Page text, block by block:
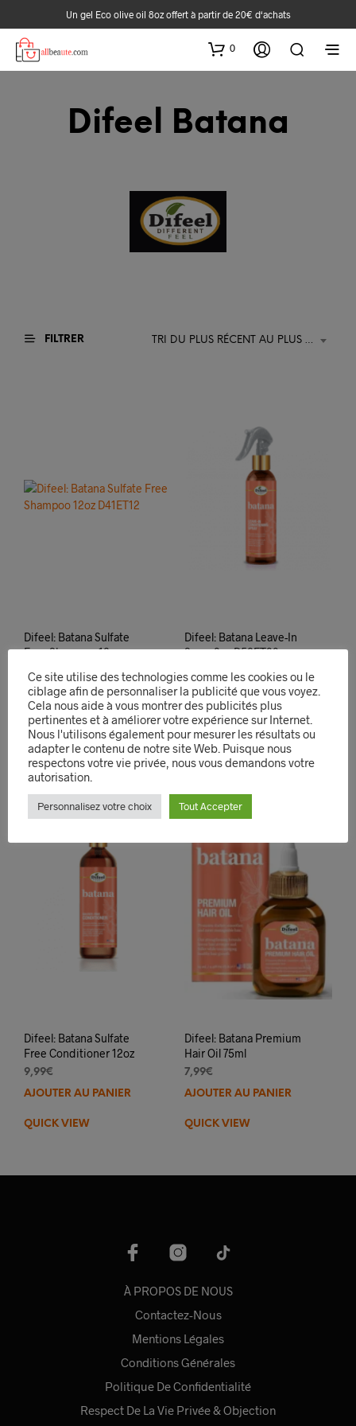
Un gel Eco olive oil 8oz offert à partir de 20€ d‘achats
0
Difeel Batana
FILTRER TRI DU PLUS RÉCENT AU PLUS ANCIEN
Difeel: Batana Sulfate
Free Shampoo 12oz
9,99
AJOUTER AU PANIER
QUICK VIEW
Difeel: Batana Leave-In
Spray 8oz D52ET80
AJOUTER AU PANIER
QUICK VIEW
Difeel: Batana Sulfate
Free Conditioner 12oz
9,99€
AJOUTER AU PANIER
QUICK VIEW
Difeel: Batana Premium
Hair Oil 75ml
7,99€
AJOUTER AU PANIER
QUICK VIEW
À PROPOS DE NOUS
Contactez-Nous
Mentions Légales
Conditions Générales
Politique De Confidentialité
Respect De La Vie Privée & Objection
Ce site utilise des technologies comme les cookies ou le
ciblage afin de personnaliser la publicité que vous voyez.
Cela nous aide à vous montrer des publicités plus
pertinentes et à améliorer votre expérience sur Internet.
Nous l'utilisons également pour mesurer les résultats ou
adapter le contenu de notre site Web. Puisque nous
respectons votre vie privée, nous vous demandons votre
autorisation.
Personnalisez votre choix Tout Accepter